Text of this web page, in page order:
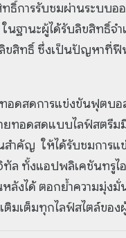
การรับชมผ่านระบบอ
านะผู้ได้รับลิขสิทธิ์จำ
ขสิทธิ์ ซึ่งเป็นปัญหาที่ฟี
อดสดการแข่งขันฟุตบ
ยทอดสดแบบไลฟ์สตรีม
ำคัญ ให้ได้รับชมการแ
ล ทั้งแอปพลิเคชันทรู
งได้ ตอกย้ำความมุ่ง
มเต็มทุกไลฟ์สไตล์ของ